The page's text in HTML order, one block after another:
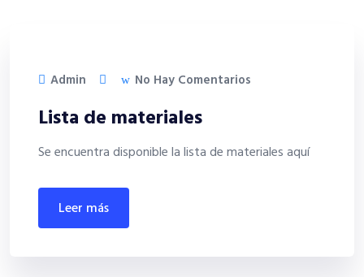
Admin No Hay Comentarios
Lista de materiales
Se encuentra disponible la lista de materiales aquí
leer más